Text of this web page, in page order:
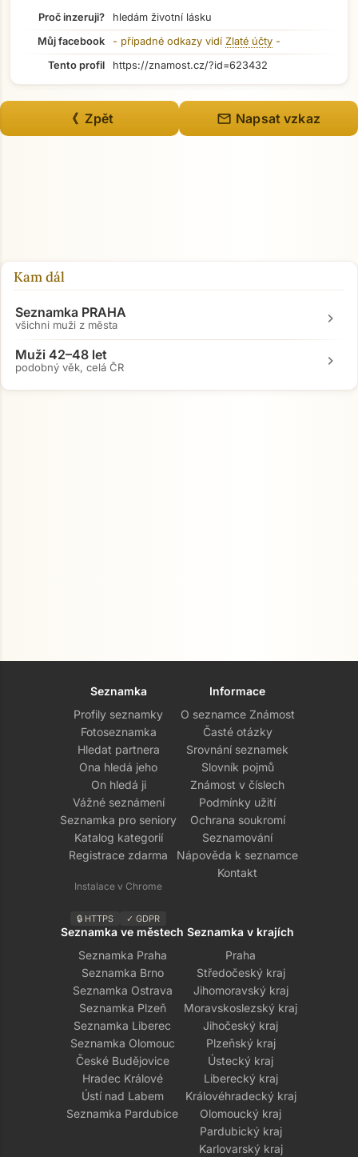
Přejít na hlavní obsah
Proč inzeruji?
hledám životní lásku
Můj facebook
- případné odkazy vidí Zlaté účty -
Tento profil
https://znamost.cz/?id=623432
《 Zpět mail Napsat vzkaz
Kam dál
Seznamka PRAHA
všichni muži z města chevron_right
Muži 42–48 let
podobný věk, celá ČR chevron_right
Seznamka
Profily seznamky
Fotoseznamka
Hledat partnera
Ona hledá jeho
On hledá ji
Vážné seznámení
Seznamka pro seniory
Katalog kategorií
Registrace zdarma
Instalace v Chrome
🔒 HTTPS ✓ GDPR
Informace
O seznamce Známost
Časté otázky
Srovnání seznamek
Slovník pojmů
Známost v číslech
Podmínky užití
Ochrana soukromí
Seznamování
Nápověda k seznamce
Kontakt
Seznamka ve městech
Seznamka Praha
Seznamka Brno
Seznamka Ostrava
Seznamka Plzeň
Seznamka Liberec
Seznamka Olomouc
České Budějovice
Hradec Králové
Ústí nad Labem
Seznamka Pardubice
Seznamka v krajích
Praha
Středočeský kraj
Jihomoravský kraj
Moravskoslezský kraj
Jihočeský kraj
Plzeňský kraj
Ústecký kraj
Liberecký kraj
Královéhradecký kraj
Olomoucký kraj
Pardubický kraj
Karlovarský kraj